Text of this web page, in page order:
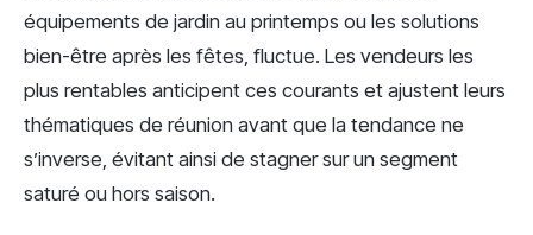
équipements de jardin au printemps ou les solutions
bien-être après les fêtes, fluctue. Les vendeurs les
plus rentables anticipent ces courants et ajustent leurs
thématiques de réunion avant que la tendance ne
s’inverse, évitant ainsi de stagner sur un segment
saturé ou hors saison.